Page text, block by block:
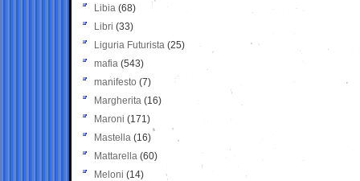
Libia (68)
Libri (33)
Liguria Futurista (25)
mafia (543)
manifesto (7)
Margherita (16)
Maroni (171)
Mastella (16)
Mattarella (60)
Meloni (14)